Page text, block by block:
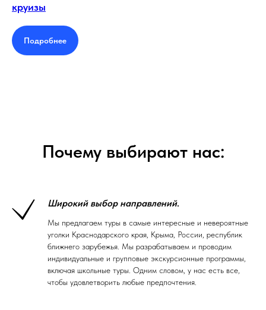
круизы
Подробнее
Почему выбирают нас:
Широкий выбор направлений.
Мы предлагаем туры в самые интересные и невероятные
уголки Краснодарского края, Крыма, России, республик
ближнего зарубежья. Мы разрабатываем и проводим
индивидуальные и групповые экскурсионные программы,
включая школьные туры. Одним словом, у нас есть все,
чтобы удовлетворить любые предпочтения.